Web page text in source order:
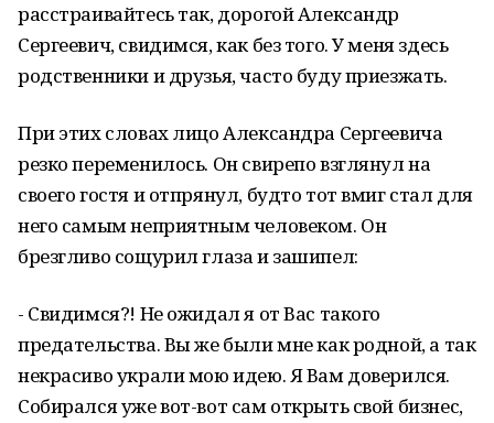
расстраивайтесь так, дорогой Александр
Сергеевич, свидимся, как без того. У меня здесь
родственники и друзья, часто буду приезжать.
При этих словах лицо Александра Сергеевича
резко переменилось. Он свирепо взглянул на
своего гостя и отпрянул, будто тот вмиг стал для
него самым неприятным человеком. Он
брезгливо сощурил глаза и зашипел:
- Свидимся?! Не ожидал я от Вас такого
предательства. Вы же были мне как родной, а так
некрасиво украли мою идею. Я Вам доверился.
Собирался уже вот-вот сам открыть свой бизнес,